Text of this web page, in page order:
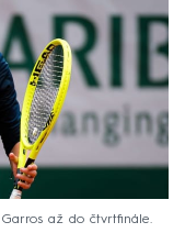
až do čtvrtfinále.